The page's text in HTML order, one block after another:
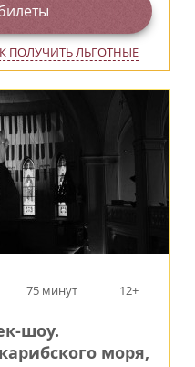
ПОЛУЧИТЬ ЛЬГОТНЫЕ
75 минут 12+
шоу.
моря,